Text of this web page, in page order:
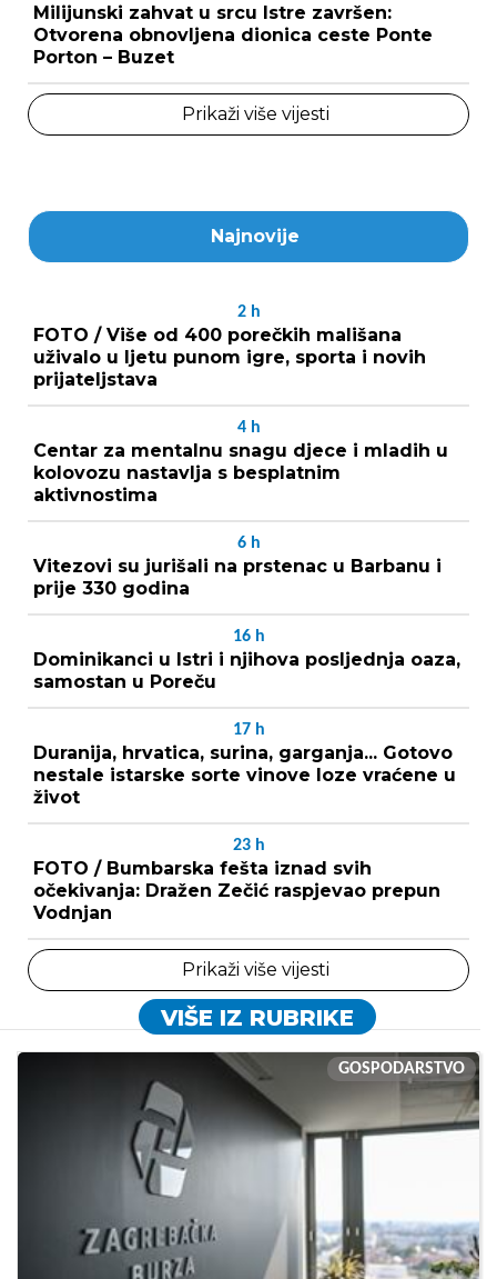
Milijunski zahvat u srcu Istre završen:
Otvorena obnovljena dionica ceste Ponte
Porton – Buzet
Prikaži više vijesti
Najnovije
2 h
FOTO / Više od 400 porečkih mališana
uživalo u ljetu punom igre, sporta i novih
prijateljstava
4 h
Centar za mentalnu snagu djece i mladih u
kolovozu nastavlja s besplatnim
aktivnostima
6 h
Vitezovi su jurišali na prstenac u Barbanu i
prije 330 godina
16 h
Dominikanci u Istri i njihova posljednja oaza,
samostan u Poreču
17 h
Duranija, hrvatica, surina, garganja... Gotovo
nestale istarske sorte vinove loze vraćene u
život
23 h
FOTO / Bumbarska fešta iznad svih
očekivanja: Dražen Zečić raspjevao prepun
Vodnjan
Prikaži više vijesti
VIŠE IZ RUBRIKE
GOSPODARSTVO